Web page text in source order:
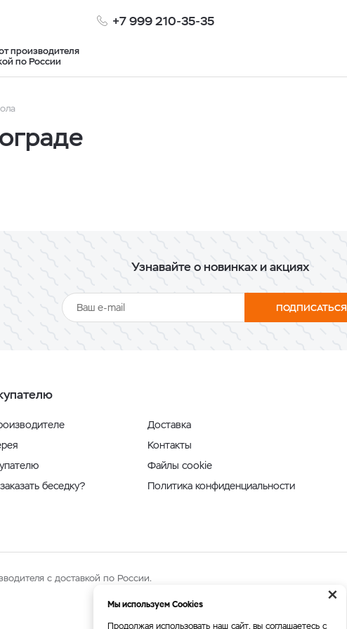
производителя
по России
+7 999 210-35-35
Узнавайте о новинках и акциях
ПОДПИСАТЬСЯ
беседку?
Доставка
Контакты
Файлы cookie
Политика конфиденциальности
с доставкой по России.
×
Мы используем Cookies
Продолжая использовать наш сайт, вы соглашаетесь с